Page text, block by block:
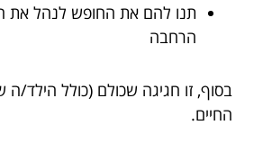
תנו להם את החופש לנהל
הרחבה
בסוף, זו חגיגה שכולם (כולל הילד/
החיים.